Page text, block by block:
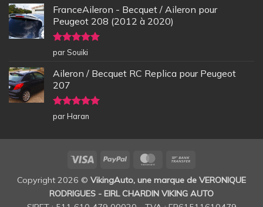
FranceAileron - Becquet / Aileron pour
Peugeot 208 (2012 à 2020)
Note5sur
5
par Souiki
Aileron / Becquet RC Replica pour Peugeot
207
Note5sur
5
par Haran
Visa PayPal MasterCard
Copyright 2026 © VikingAuto, une marque de VERONIQUE
RODRIGUES - EIRL CHARDIN VIKING AUTO